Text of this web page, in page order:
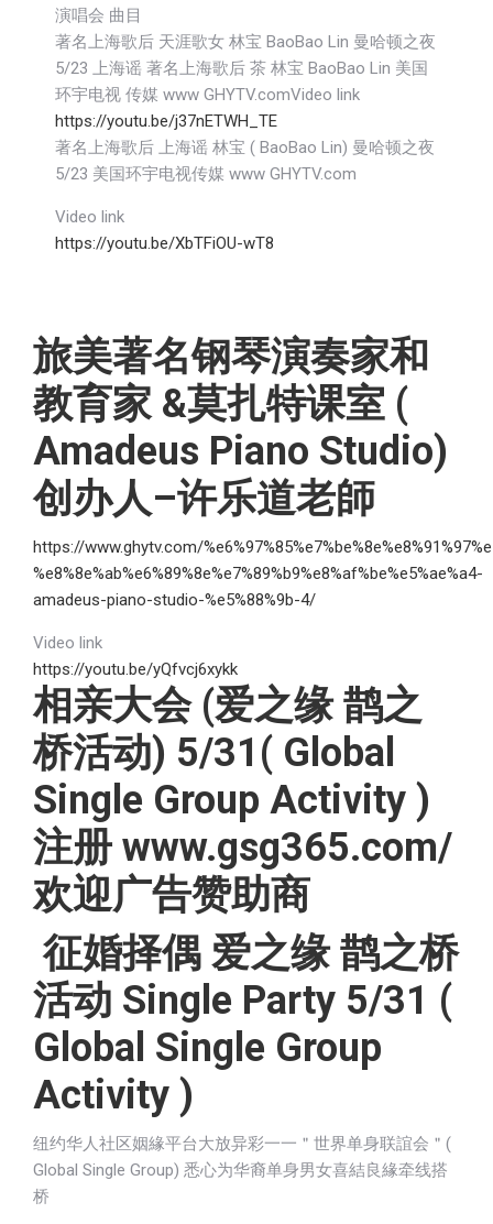
演唱会 曲目
著名上海歌后 天涯歌女 林宝 BaoBao Lin 曼哈顿之夜
5/23 上海谣 著名上海歌后 茶 林宝 BaoBao Lin 美国
环宇电视 传媒 www GHYTV.comVideo link
https://youtu.be/j37nETWH_TE
著名上海歌后 上海谣 林宝 ( BaoBao Lin) 曼哈顿之夜
5/23 美国环宇电视传媒 www GHYTV.com
Video link
https://youtu.be/XbTFiOU-wT8
旅美著名钢琴演奏家和
教育家 &莫扎特课室 (
Amadeus Piano Studio)
创办人–许乐道老師
https://www.ghytv.com/
%e8%8e%ab%e6%89%8e%e7%89%b9%e8%af%be%e5%ae%a4-
amadeus-piano-studio-%e5%88%9b-4/
Video link
https://youtu.be/yQfvcj6xykk
相亲大会 (爱之缘 鹊之
桥活动) 5/31( Global
Single Group Activity )
注册 www.gsg365.com/
欢迎广告赞助商
征婚择偶 爱之缘 鹊之桥
活动 Single Party 5/31 (
Global Single Group
Activity )
纽约华人社区姻緣平台大放异彩一一＂世界单身联誼会＂(
Global Single Group) 悉心为华裔单身男女喜結良緣牵线搭
桥